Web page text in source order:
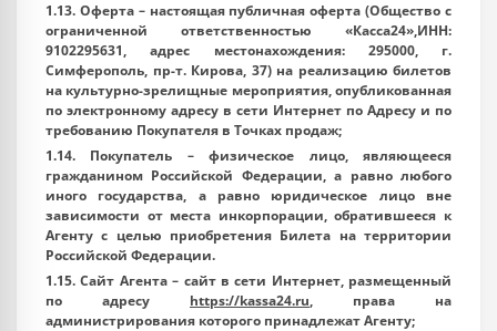
1.13. Оферта– настоящая публичная оферта (Общество с
ограниченной ответственностью «Касса24»,ИНН:
9102295631, адрес местонахождения: 295000, г.
Симферополь, пр-т. Кирова, 37) на реализацию билетов
на культурно-зрелищные мероприятия, опубликованная
по электронному адресу в сети Интернет по Адресу и по
требованию Покупателя в Точках продаж;
1.14. Покупатель – физическое лицо, являющееся
гражданином Российской Федерации, а равно любого
иного государства, а равно юридическое лицо вне
зависимости от места инкорпорации, обратившееся к
Агенту с целью приобретения Билета на территории
Российской Федерации.
1.15.Сайт Агента– сайт в сети Интернет, размещенный
по адресу https://kassa24.ru, права на
администрирования которого принадлежат Агенту;